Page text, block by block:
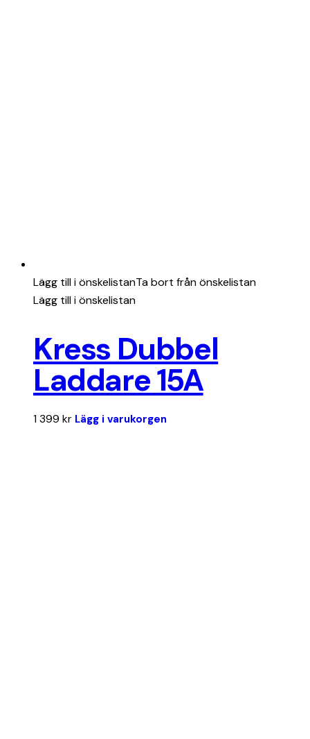
Lägg till i önskelistanTa bort från önskelistan
Lägg till i önskelistan
Kress Dubbel
Laddare 15A
1 399 kr Lägg i varukorgen